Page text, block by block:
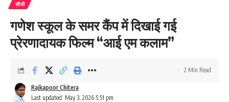
सीधी
गणेश स्कूल के समर कैंप में दिखाई गई
प्रेरणादायक फिल्म “आई एम कलाम”
Last updated: May 3, 2026 5:51 pm
Rajkapoor Chitera
2 Min Read